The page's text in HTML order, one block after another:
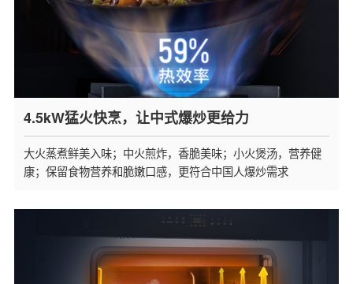
4.5kW猛火快烹，让中式爆炒更给力
大火蒸煮鲜美入味；中火煎炸，香脆美味；小火煲汤，营养健
康；保留食物营养和脆嫩口感，更符合中国人爆炒需求